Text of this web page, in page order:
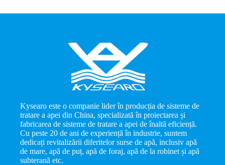
Kysearo este o companie lider în producția de sisteme de
tratare a apei din China, specializată în proiectarea și
fabricarea de sisteme de tratare a apei de înaltă eficiență.
Cu peste 20 de ani de experiență în industrie, suntem
dedicați revitalizării diferitelor surse de apă, inclusiv apă
de mare, apă de puț, apă de foraj, apă de la robinet și apă
subterană etc.